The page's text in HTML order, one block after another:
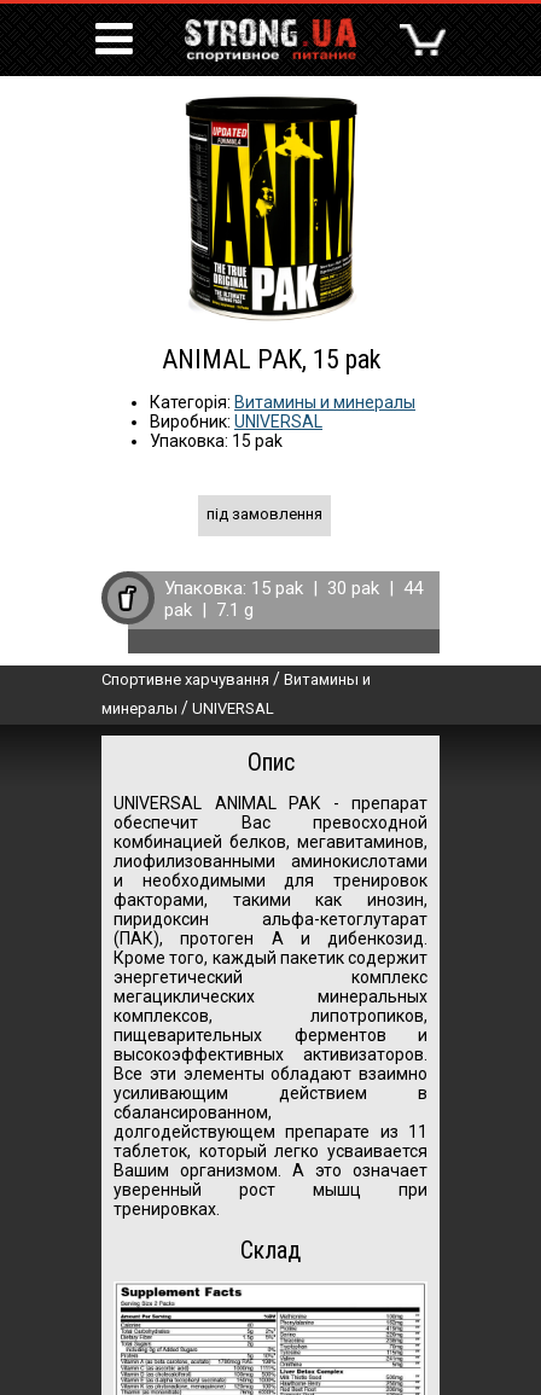
ANIMAL PAK, 15 pak
Категорія: Витамины и минералы
Виробник: UNIVERSAL
Упаковка: 15 pak
під замовлення
Упаковка: 15 pak | 30 pak | 44
pak | 7.1 g
Спортивне харчування / Витамины и
минералы / UNIVERSAL
Опис
UNIVERSAL ANIMAL PAK - препарат
обеспечит Вас превосходной
комбинацией белков, мегавитаминов,
лиофилизованными аминокислотами
и необходимыми для тренировок
факторами, такими как инозин,
пиридоксин альфа-кетоглутарат
(ПАК), протоген А и дибенкозид.
Кроме того, каждый пакетик содержит
энергетический комплекс
мегациклических минеральных
комплексов, липотропиков,
пищеварительных ферментов и
высокоэффективных активизаторов.
Все эти элементы обладают взаимно
усиливающим действием в
сбалансированном,
долгодействующем препарате из 11
таблеток, который легко усваивается
Вашим организмом. А это означает
уверенный рост мышц при
тренировках.
Склад